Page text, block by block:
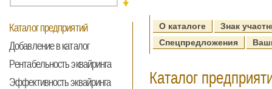
Каталог предприятий
Добавление в каталог
Рентабельность эквайринга
Эффективность эквайринга
О каталоге
Знак
Спецпредложения
Каталог